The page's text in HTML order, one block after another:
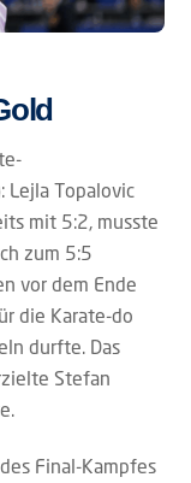
Lejla Topalovic
mit 5:2, musste
zum 5:5
vor dem Ende
die Karate-do
durfte. Das
Stefan
Final-Kampfes